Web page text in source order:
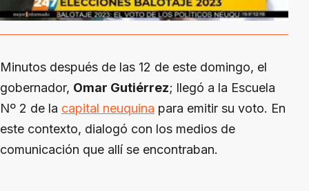
Minutos después de las 12 de este domingo, el
gobernador, Omar Gutiérrez; llegó a la Escuela
Nº 2 de la capital neuquina para emitir su voto. En
este contexto, dialogó con los medios de
comunicación que allí se encontraban.